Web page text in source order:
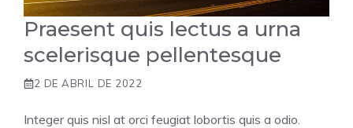
Praesent quis lectus a urna
scelerisque pellentesque
2 DE ABRIL DE 2022
Integer quis nisl at orci feugiat lobortis quis a odio.